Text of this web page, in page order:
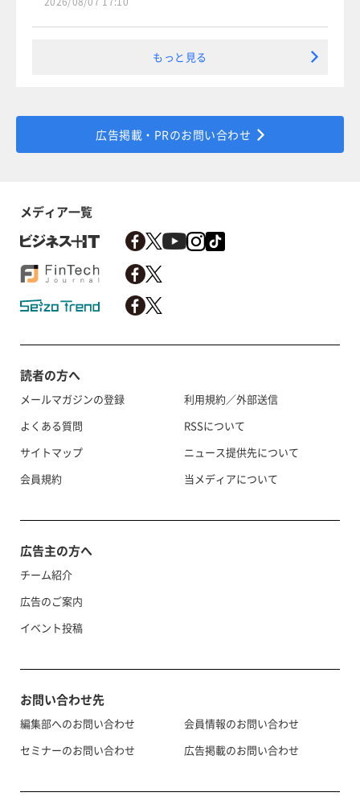
もっと見る
広告掲載・PRのお問い合わせ
メディア一覧
読者の方へ
メールマガジンの登録
よくある質問
サイトマップ
会員規約
利用規約／外部送信
RSSについて
ニュース提供先について
当メディアについて
広告主の方へ
チーム紹介
広告のご案内
イベント投稿
お問い合わせ先
編集部へのお問い合わせ
セミナーのお問い合わせ
会員情報のお問い合わせ
広告掲載のお問い合わせ